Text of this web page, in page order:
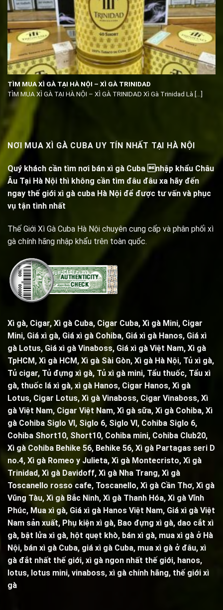
TÌM MUA XÌ GÀ TẠI HÀ NỘI – XÌ GÀ TRINIDAD
TÌM MUA XÌ GÀ TẠI HÀ NỘI – XÌ GÀ TRINIDAD Xì Gà Trinidad Là [...]
NƠI MUA XÌ GÀ CUBA UY TÍN NHẤT TẠI HÀ NỘI
Quý khách cần tìm nơi bán xì gà Cuba nhập khẩu Châu
Âu Tại Hà Nội thì không cần tìm đâu đâu xa hãy đến
ngay thế giới xì gà cuba Hà Nội để được tư vấn và phục
vụ tận tình nhất
Thế Giới Xì Gà Cuba Hà Nội chuyên cung cấp và phân phối xì
gà chính hãng nhập khẩu trên toàn quốc.
Xì gà, Cigar, Xì gà Cuba, Cigar Cuba, Xì gà Mini, Cigar
Mini, Giá xì gà, Giá xì gà Cohiba, Giá xì gà Hanos, Giá xì
gà Lotus, Giá xì gà Vinaboss, Giá xì gà Việt Nam, Xì gà
TpHCM, Xì gà HCM, Xì gà Sài Gòn, Xì gà Hà Nội, Tủ xì gà,
Tủ cigar, Tủ đựng xì gà, Tủ xì gà mini, Tẩu thuốc, Tẩu xì
gà, thuốc lá xì gà, xì gà Hanos, Cigar Hanos, Xì gà
Lotus, Cigar Lotus, Xì gà Vinaboss, Cigar Vinaboss, Xì
gà Việt Nam, Cigar Việt Nam, Xì gà sữa, Xì gà Cohiba, Xì
gà Cohiba Siglo VI, Siglo 6, Siglo VI, Cohiba Siglo 6,
Cohiba Short10, Short10, Cohiba mini, Cohiba Club20,
Xì gà Cohiba Behike 56, Behike 56, Xì gà Partagas seri D
no.4, Xì gà Romeo y Julieta, Xì gà Montecristo, Xì gà
Trinidad, Xì gà Davidoff, Xì gà Nha Trang, Xì gà
Toscanello rosso cafe, Toscanello, Xì gà Cần Thơ, Xì gà
Vũng Tàu, Xì gà Bắc Ninh, Xì gà Thanh Hóa, Xì gà Vĩnh
Phúc, Mua xì gà, Giá xì gà Hanos Việt Nam, Giá xì gà Việt
Nam sản xuất, Phụ kiện xì gà, Bao đựng xì gà, dao cắt xì
gà, bật lửa xì gà, hột quẹt khò, bán xì gà, mua xì gà ở Hà
Nội, bán xì gà Cuba, giá xì gà Cuba, mua xì gà ở đâu, xì
gà đắt nhất thế giới, xì gà ngon nhất thế giới, hanos,
lotus, lotus mini, vinaboss, xì gà chính hãng, thế giới xì
gà